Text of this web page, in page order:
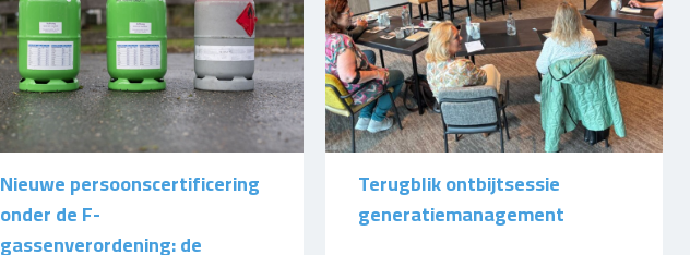
Nieuwe persoonscertificering
onder de F-
gassenverordening: de
Terugblik ontbijtsessie
generatiemanagement